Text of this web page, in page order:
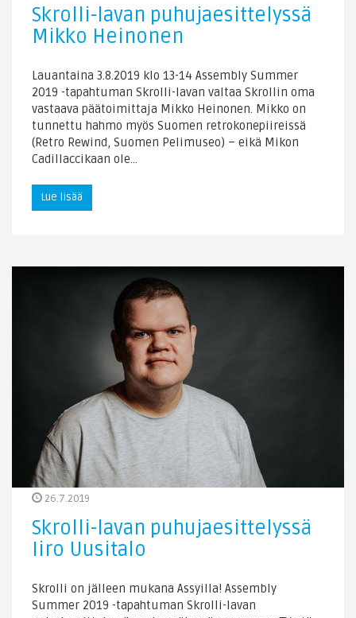
Skrolli-lavan puhujaesittelyssä
Mikko Heinonen
Lauantaina 3.8.2019 klo 13-14 Assembly Summer
2019 -tapahtuman Skrolli-lavan valtaa Skrollin oma
vastaava päätoimittaja Mikko Heinonen. Mikko on
tunnettu hahmo myös Suomen retrokonepiireissä
(Retro Rewind, Suomen Pelimuseo) – eikä Mikon
Cadillaccikaan ole…
Lue lisää
26.7.2019
Skrolli-lavan puhujaesittelyssä
Iiro Uusitalo
Skrolli on jälleen mukana Assyilla! Assembly
Summer 2019 -tapahtuman Skrolli-lavan